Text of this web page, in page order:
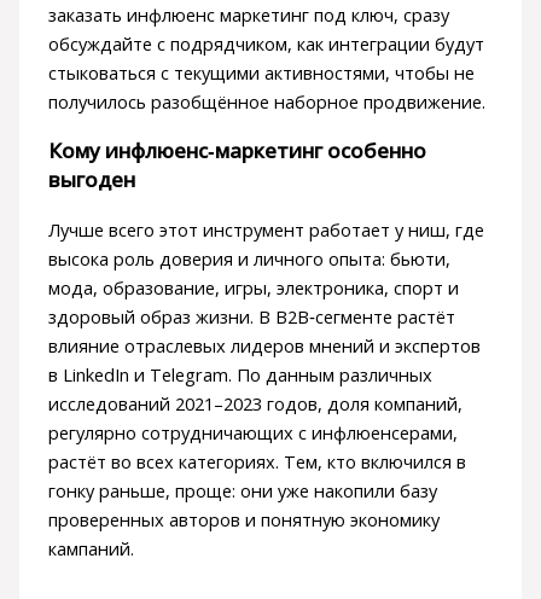
заказать инфлюенс маркетинг под ключ, сразу
обсуждайте с подрядчиком, как интеграции будут
стыковаться с текущими активностями, чтобы не
получилось разобщённое наборное продвижение.
Кому инфлюенс‑маркетинг особенно
выгоден
Лучше всего этот инструмент работает у ниш, где
высока роль доверия и личного опыта: бьюти,
мода, образование, игры, электроника, спорт и
здоровый образ жизни. В B2B‑сегменте растёт
влияние отраслевых лидеров мнений и экспертов
в LinkedIn и Telegram. По данным различных
исследований 2021–2023 годов, доля компаний,
регулярно сотрудничающих с инфлюенсерами,
растёт во всех категориях. Тем, кто включился в
гонку раньше, проще: они уже накопили базу
проверенных авторов и понятную экономику
кампаний.